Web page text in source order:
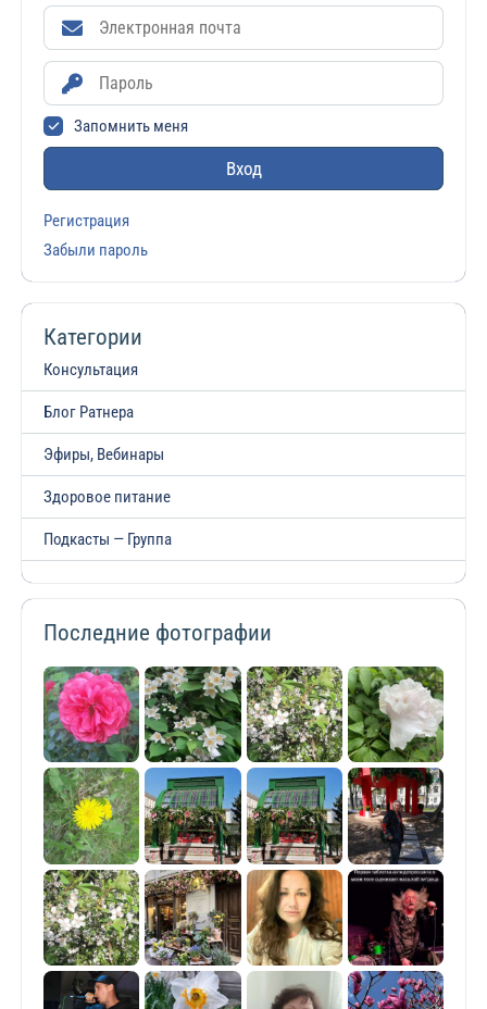
Запомнить меня
Вход
Регистрация
Забыли пароль
Категории
Консультация
Блог Ратнера
Эфиры, Вебинары
Здоровое питание
Подкасты — Группа
Последние фотографии